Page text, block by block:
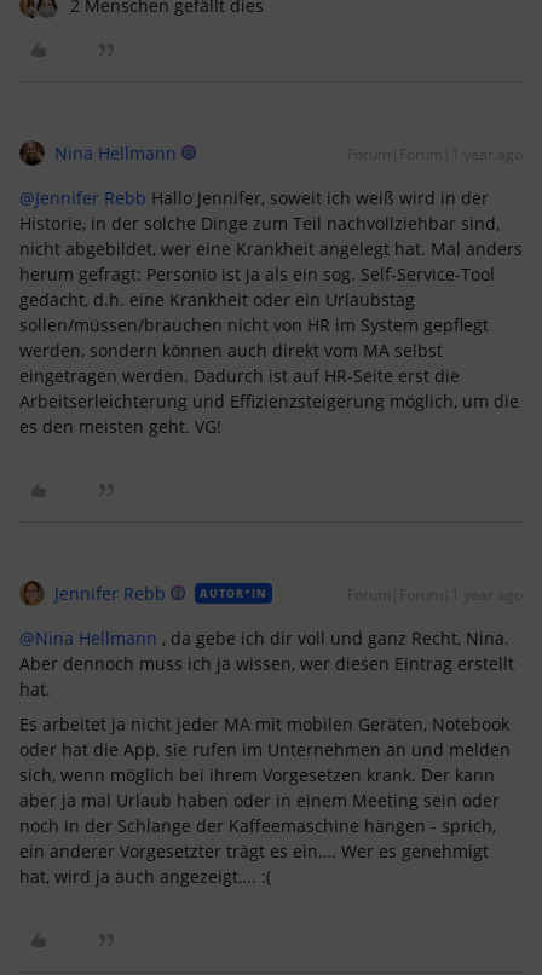
2 Menschen gefällt dies
Nina Hellmann Forum|Forum|1 year ago
@Jennifer Rebb Hallo Jennifer, soweit ich weiß wird in der
Historie, in der solche Dinge zum Teil nachvollziehbar sind,
nicht abgebildet, wer eine Krankheit angelegt hat. Mal anders
herum gefragt: Personio ist ja als ein sog. Self-Service-Tool
gedacht, d.h. eine Krankheit oder ein Urlaubstag
sollen/müssen/brauchen nicht von HR im System gepflegt
werden, sondern können auch direkt vom MA selbst
eingetragen werden. Dadurch ist auf HR-Seite erst die
Arbeitserleichterung und Effizienzsteigerung möglich, um die
es den meisten geht. VG!
Jennifer Rebb AUTOR*IN Forum|Forum|1 year ago
@Nina Hellmann , da gebe ich dir voll und ganz Recht, Nina.
Aber dennoch muss ich ja wissen, wer diesen Eintrag erstellt
hat.
Es arbeitet ja nicht jeder MA mit mobilen Geräten, Notebook
oder hat die App, sie rufen im Unternehmen an und melden
sich, wenn möglich bei ihrem Vorgesetzen krank. Der kann
aber ja mal Urlaub haben oder in einem Meeting sein oder
noch in der Schlange der Kaffeemaschine hängen - sprich,
ein anderer Vorgesetzter trägt es ein…. Wer es genehmigt
hat, wird ja auch angezeigt…. :(